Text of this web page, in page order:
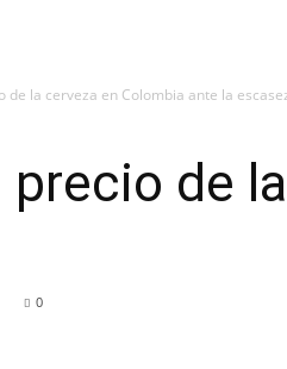
de la cerveza en Colombia ante la
precio de
0